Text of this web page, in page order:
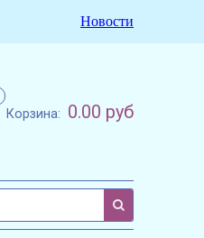
Новости
Корзина: 0.00 руб